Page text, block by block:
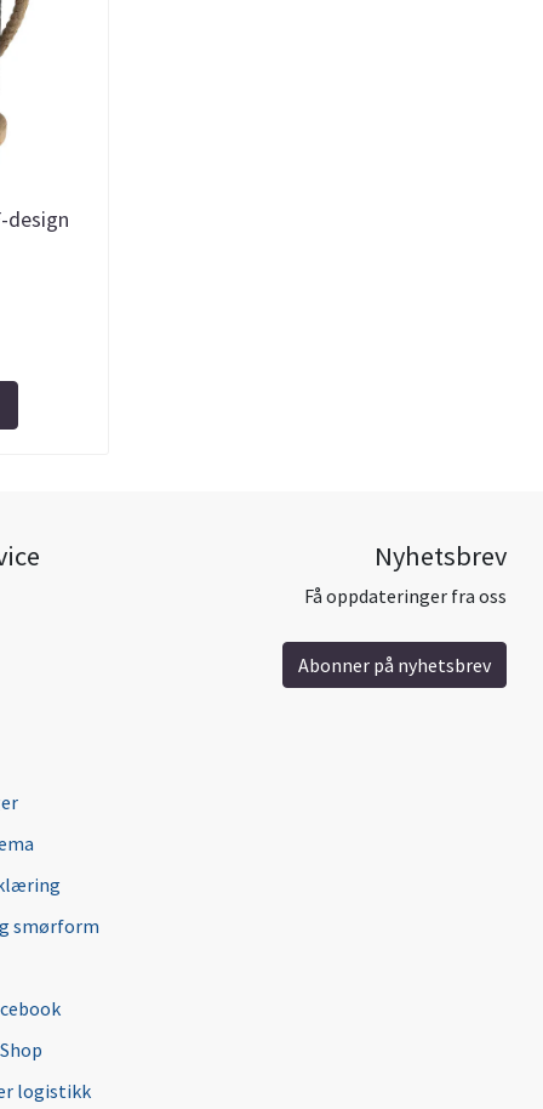
design
smørform
logistikk
Nyhetsbrev
Få oppdateringer fra oss
Abonner på nyhetsbrev